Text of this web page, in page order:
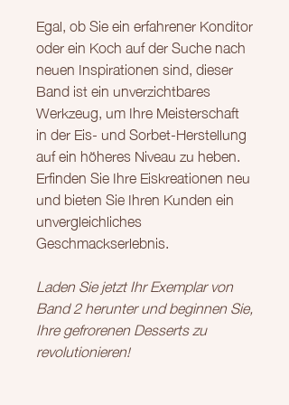
Egal, ob Sie ein erfahrener Konditor
oder ein Koch auf der Suche nach
neuen Inspirationen sind, dieser
Band ist ein unverzichtbares
Werkzeug, um Ihre Meisterschaft
in der Eis- und Sorbet-Herstellung
auf ein höheres Niveau zu heben.
Erfinden Sie Ihre Eiskreationen neu
und bieten Sie Ihren Kunden ein
unvergleichliches
Geschmackserlebnis.
Laden Sie jetzt Ihr Exemplar von
Band 2 herunter und beginnen Sie,
Ihre gefrorenen Desserts zu
revolutionieren!